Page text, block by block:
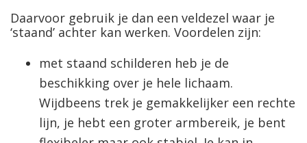
Daarvoor gebruik je dan een veldezel waar je
‘staand’ achter kan werken. Voordelen zijn:
met staand schilderen heb je de
beschikking over je hele lichaam.
Wijdbeens trek je gemakkelijker een rechte
lijn, je hebt een groter armbereik, je bent